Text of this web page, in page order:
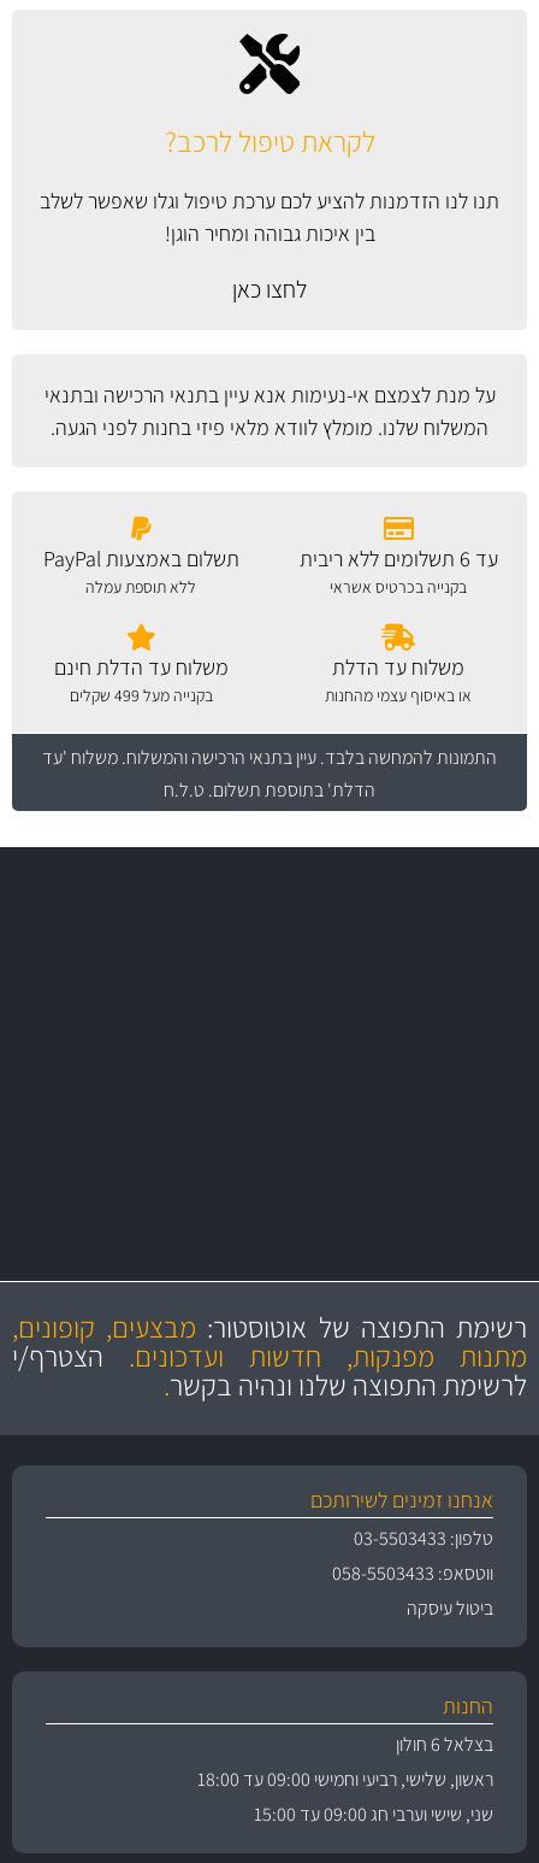
לקראת טיפול לרכב?
תנו לנו הזדמנות להציע לכם ערכת טיפול וגלו שאפשר לשלב
בין איכות גבוהה ומחיר הוגן!
לחצו כאן
על מנת לצמצם אי-נעימות אנא עייןבתנאי הרכישה ובתנאי
המשלוח שלנו. מומלץ לוודא מלאי פיזי בחנות לפני הגעה.
עד 6 תשלומים ללא ריבית
בקנייה בכרטיס אשראי
תשלום באמצעות PayPal
ללא תוספת עמלה
משלוח עד הדלת
או באיסוף עצמי מהחנות
משלוח עד הדלת חינם
בקנייה מעל 499 שקלים
התמונות להמחשה בלבד.עיין בתנאי הרכישה והמשלוח. משלוח 'עד
הדלת' בתוספת תשלום. ט.ל.ח
מקצועיות
ושירות מצויין
מחירים
הוגנים
והיצע מוצרים איכותירשימת התפוצה של אוטוסטור: מבצעים, קופונים,
מתנות מפנקות, חדשות ועדכונים.הצטרף/י
לרשימת התפוצה שלנו ונהיה בקשר.
אנחנו זמינים לשירותכם
טלפון: 03-5503433
ווטסאפ: 058-5503433
ביטול עיסקה
החנות
בצלאל 6 חולון
ראשון, שלישי, רביעי וחמישי 09:00 עד 18:00
שני, שישי וערבי חג 09:00 עד 15:00